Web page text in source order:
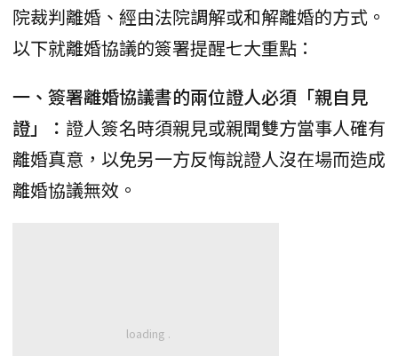
院裁判離婚、經由法院調解或和解離婚的方式。
以下就離婚協議的簽署提醒七大重點：
一、簽署離婚協議書的兩位證人必須「親自見
證」： 證人簽名時須親見或親聞雙方當事人確有
離婚真意，以免另一方反悔說證人沒在場而造成
離婚協議無效。